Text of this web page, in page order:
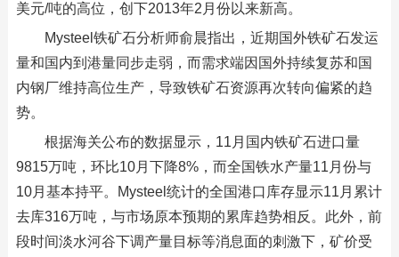
美元/吨的高位，创下2013年2月份以来新高。
Mysteel铁矿石分析师俞晨指出，近期国外铁矿石发运
量和国内到港量同步走弱，而需求端因国外持续复苏和国
内钢厂维持高位生产，导致铁矿石资源再次转向偏紧的趋
势。
根据海关公布的数据显示，11月国内铁矿石进口量
9815万吨，环比10月下降8%，而全国铁水产量11月份与
10月基本持平。Mysteel统计的全国港口库存显示11月累计
去库316万吨，与市场原本预期的累库趋势相反。此外，前
段时间淡水河谷下调产量目标等消息面的刺激下，矿价受